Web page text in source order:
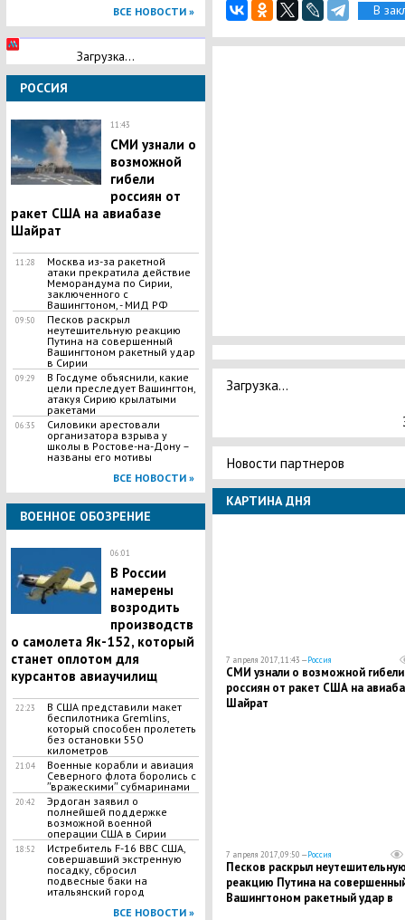
ВСЕ НОВОСТИ »
Загрузка...
РОССИЯ
11:43
СМИ узнали о
возможной
гибели
россиян от
ракет США на авиабазе
Шайрат
11:28
Москва из-за ракетной
атаки прекратила действие
Меморандума по Сирии,
заключенного с
Вашингтоном, - МИД РФ
09:50
Песков раскрыл
неутешительную реакцию
Путина на совершенный
Вашингтоном ракетный удар
в Сирии
09:29
В Госдуме объяснили, какие
цели преследует Вашингтон,
атакуя Сирию крылатыми
ракетами
06:35
Силовики арестовали
организатора взрыва у
школы в Ростове-на-Дону –
названы его мотивы
ВСЕ НОВОСТИ »
ВОЕННОЕ ОБОЗРЕНИЕ
06:01
В России
намерены
возродить
производств
о самолета Як-152, который
станет оплотом для
курсантов авиаучилищ
22:23
В США представили макет
беспилотника Gremlins,
который способен пролететь
без остановки 550
километров
21:04
Военные корабли и авиация
Северного флота боролись с
ʺвражескимиʺ субмаринами
20:42
Эрдоган заявил о
полнейшей поддержке
возможной военной
операции США в Сирии
18:52
Истребитель F-16 ВВС США,
совершавший экстренную
посадку, сбросил
подвесные баки на
итальянский город
ВСЕ НОВОСТИ »
В
Загрузка...
Новости партнеров
КАРТИНА ДНЯ
7 апреля 2017, 11:43 —Россия
СМИ узнали о возможной гибели
россиян от ракет США на
Шайрат
7 апреля 2017, 09:50 —Россия
Песков раскрыл
реакцию Путина на
Вашингтоном ракетный удар в